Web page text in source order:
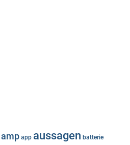
amp app aussagen batterie